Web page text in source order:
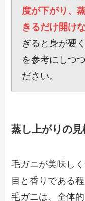
度が下がり、
きるだけ開け
ぎると身が硬
を参考にしつ
ださい。
蒸し上がりの
毛ガニが美味し
目と香りである
毛ガニは、全体